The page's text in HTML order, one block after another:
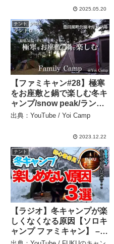
2025.05.20
テント
【ファミキャン#28】極寒
をお座敷と鍋で楽しむ冬キ
ャンプ/snow peak/ランド
ロック/豊田湖畔公園キャ
プ/キャンプ – Yoi Camp
出典：YouTube / Yoi Camp
2023.12.22
テント
【ラジオ】冬キャンプが楽
しくなくなる原因【ソロキ
ャンプ ファミキャン】 –
FUKUのキャンプ部屋【公